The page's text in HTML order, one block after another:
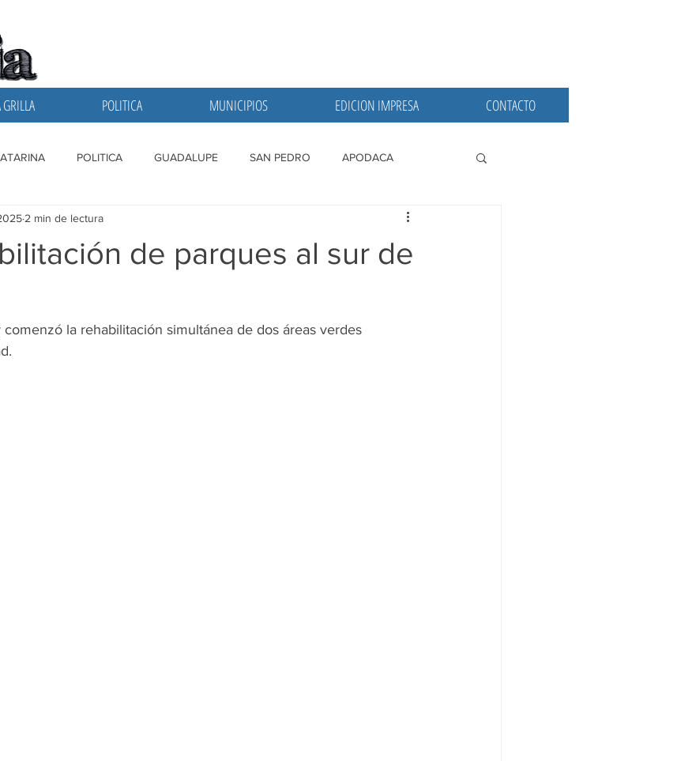
GRILLA POLITICA MUNICIPIOS EDICION IMPRESA CONTACTO
POLITICA GUADALUPE SAN PEDRO APODACA
SAN NICOLAS
de parques al sur de
2 min de lectura
la rehabilitación simultánea de dos áreas verdes